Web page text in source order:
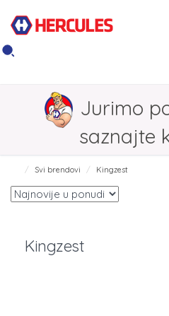
Jurimo
saznajte
Svi brendovi Kingzest
Kingzest